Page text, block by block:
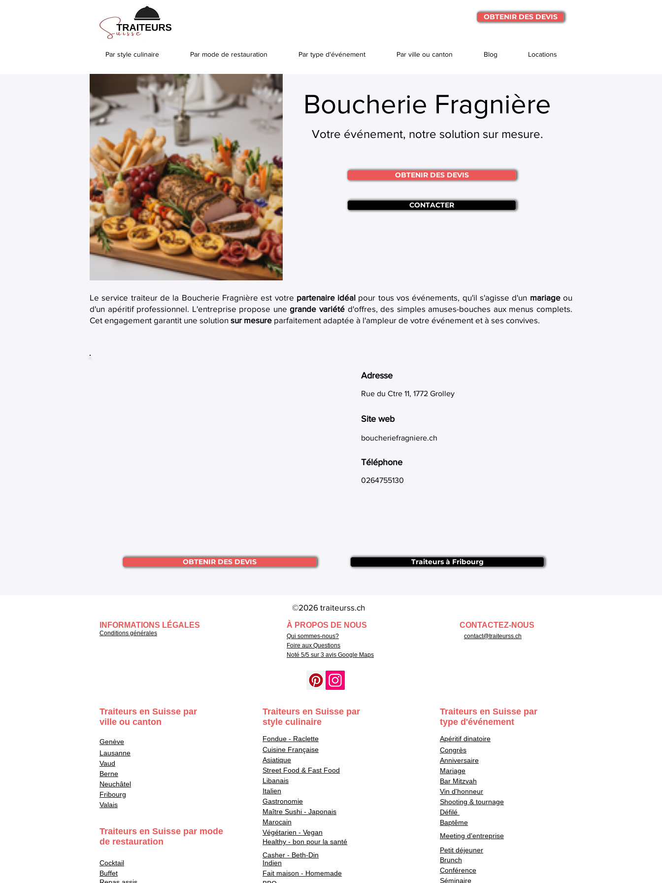
OBTENIR DES DEVIS
Par style culinaire Par mode de restauration Par type d'événement Par ville ou canton Blog Locations
Boucherie Fragnière
Votre événement, notre solution sur mesure.
OBTENIR DES DEVIS
CONTACTER
Le service traiteur de la Boucherie Fragnière est votre partenaire idéal pour tous vos événements, qu'il s'agisse d'un mariageou
d'un apéritif professionnel. L'entreprise propose unegrande variété d'offres, des simples amuses-bouches aux menus complets.
Cet engagement garantit une solution sur mesure parfaitement adaptée à l'ampleur de votre événement et à ses convives.
Adresse
Rue du Ctre 11, 1772 Grolley
Site web
boucheriefragniere.ch
Téléphone
0264755130
OBTENIR DES DEVIS Traiteurs à Fribourg
©2026 traiteurss.ch
INFORMATIONS LÉGALES
Conditions générales
À PROPOS DE NOUS
Qui sommes-nous?
CONTACTEZ-NOUS
contact@traiteurss.ch
Foire aux Questions
Noté 5/5 sur 3 avis Google Maps
Traiteurs en Suisse par
ville ou canton
Genève
Lausanne
Vaud
Berne
Neuchâtel
Fribourg
Valais
Traiteurs en Suisse par
style culinaire
Fondue - Raclette
Cuisine Française
Asiatique
Street Food & Fast Food
Libanais
Italien
Gastronomie
Maître Sushi - Japonais
Marocain
Traiteurs en Suisse par mode
de restauration
Végétarien - Vegan
Healthy - bon pour la santé
Casher - Beth-Din
Cocktail
Buffet
Indien
Fait maison - Homemade
Traiteurs en Suisse par
type d'événement
Apéritif dinatoire
Congrès
Anniversaire
Mariage
Bar Mitzvah
Vin d'honneur
Shooting & tournage
Défilé
Baptême
Meeting d'entreprise
Petit déjeuner
Brunch
Conférence
Séminaire